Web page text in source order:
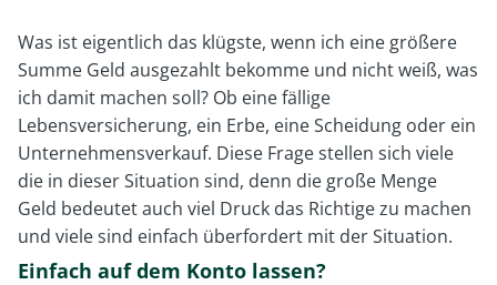
Was ist eigentlich das klügste, wenn ich eine größere
Summe Geld ausgezahlt bekomme und nicht weiß, was
ich damit machen soll? Ob eine fällige
Lebensversicherung, ein Erbe, eine Scheidung oder ein
Unternehmensverkauf. Diese Frage stellen sich viele
die in dieser Situation sind, denn die große Menge
Geld bedeutet auch viel Druck das Richtige zu machen
und viele sind einfach überfordert mit der Situation.
Einfach auf dem Konto lassen?